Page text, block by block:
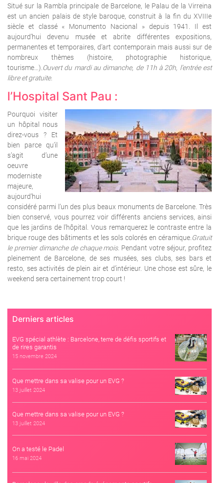
Derniers articles
EVG spécial athlète : Barcelone, terre de défis sportifs et
de rires garantis
15 novembre 2024
Que mettre dans sa valise pour un EVG ?
13 juillet 2024
Que mettre dans sa valise pour un EVG ?
13 juillet 2024
On a testé le Padel
16 mai 2024
Situé sur la Rambla principale de Barcelone, le Palau de la Virreina
est un ancien palais de style baroque, construit à la fin du XVIIIe
siècle et classé « Monumento Nacional » depuis 1941. Il est
aujourd’hui devenu musée et abrite différentes expositions,
permanentes et temporaires, d’art contemporain mais aussi sur de
nombreux thèmes (histoire, photographie historique,
tourisme…).Ouvert du mardi au dimanche, de 11h à 20h, l’entrée est
libre et gratuite.
l’Hospital Sant Pau :
Pourquoi visiter
un hôpital nous
direz-vous ? Et
bien parce qu’il
s’agit d’une
oeuvre
moderniste
majeure,
aujourd’hui
considéré parmi l’un des plus beaux monuments de Barcelone. Très
bien conservé, vous pourrez voir différents anciens services, ainsi
que les jardins de l’hôpital. Vous remarquerez le contraste entre la
brique rouge des bâtiments et les sols colorés en céramique.Gratuit
le premier dimanche de chaque mois. Pendant votre séjour, profitez
pleinement de Barcelone, de ses musées, ses clubs, ses bars et
resto, ses activités de plein air et d’intérieur. Une chose est sûre, le
weekend sera certainement trop court !